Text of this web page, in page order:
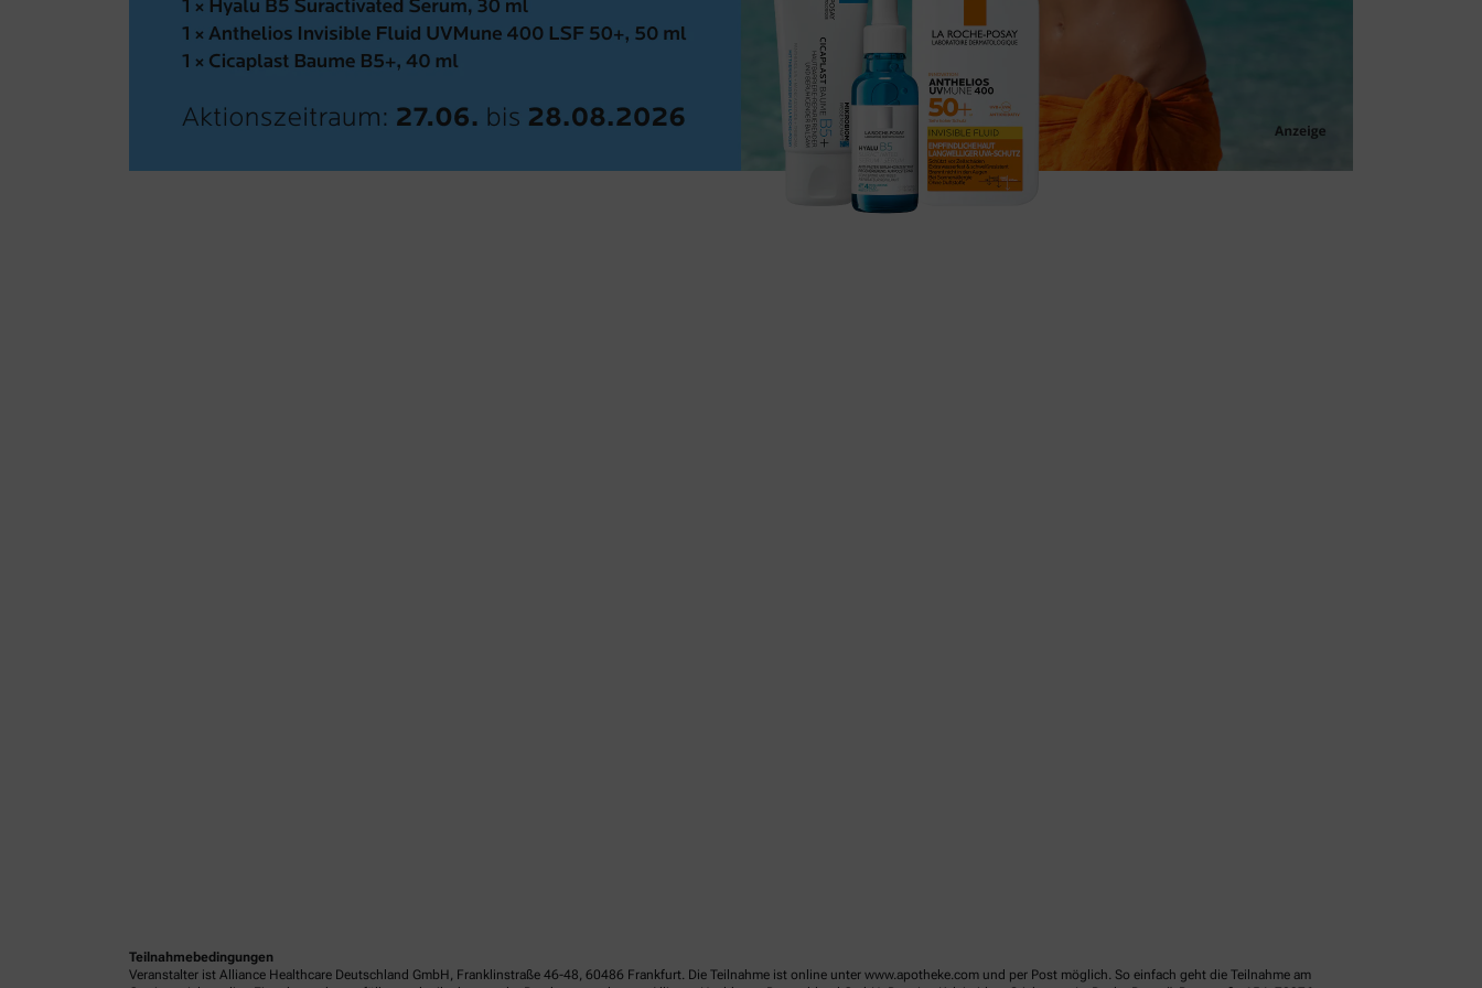
Teilnahmebedingungen
Veranstalter ist Alliance Healthcare Deutschland GmbH, Franklinstraße 46-48, 60486 Frankfurt. Die Teilnahme ist online unter www.apotheke.com und per Post möglich. So einfach geht die Teilnahme am